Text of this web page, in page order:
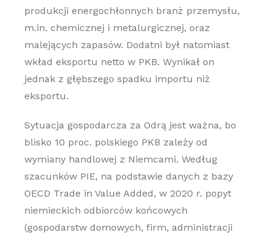
produkcji energochłonnych branż przemysłu,
m.in. chemicznej i metalurgicznej, oraz
malejących zapasów. Dodatni był natomiast
wkład eksportu netto w PKB. Wynikał on
jednak z głębszego spadku importu niż
eksportu.
Sytuacja gospodarcza za Odrą jest ważna, bo
blisko 10 proc. polskiego PKB zależy od
wymiany handlowej z Niemcami. Według
szacunków PIE, na podstawie danych z bazy
OECD Trade in Value Added, w 2020 r. popyt
niemieckich odbiorców końcowych
(gospodarstw domowych, firm, administracji